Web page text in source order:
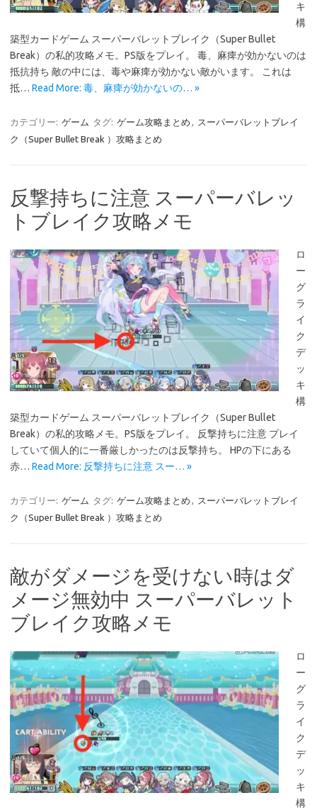
キ
構
築型カードゲーム スーパーバレットブレイク（Super Bullet
Break）の私的攻略メモ。PS版をプレイ。 毒、麻痺が効かないのは
抵抗持ち 敵の中には、毒や麻痺が効かない敵がいます。 これは
抵… Read More: 毒、麻痺が効かないの… »
カテゴリー: ゲーム タグ: ゲーム攻略まとめ , スーパーバレットブレイ
ク（Super Bullet Break ）攻略まとめ
反撃持ちに注意 スーパーバレッ
トブレイク攻略メモ
ロ
ー
グ
ラ
イ
ク
デ
ッ
キ
構
築型カードゲーム スーパーバレットブレイク（Super Bullet
Break）の私的攻略メモ。PS版をプレイ。 反撃持ちに注意 プレイ
していて個人的に一番厳しかったのは反撃持ち。 HPの下にある
赤… Read More: 反撃持ちに注意 スー… »
カテゴリー: ゲーム タグ: ゲーム攻略まとめ , スーパーバレットブレイ
ク（Super Bullet Break ）攻略まとめ
敵がダメージを受けない時はダ
メージ無効中 スーパーバレット
ブレイク攻略メモ
ロ
ー
グ
ラ
イ
ク
デ
ッ
キ
構